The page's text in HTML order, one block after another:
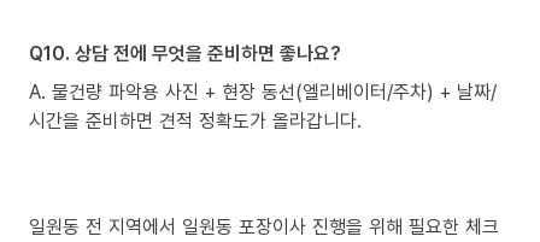
Q10. 상담 전에 무엇을 준비하면 좋나요?
A. 물건량 파악용 사진 + 현장 동선(엘리베이터/주차) + 날짜/
시간을 준비하면 견적 정확도가 올라갑니다.
일원동 전 지역에서 일원동 포장이사 진행을 위해 필요한 체크